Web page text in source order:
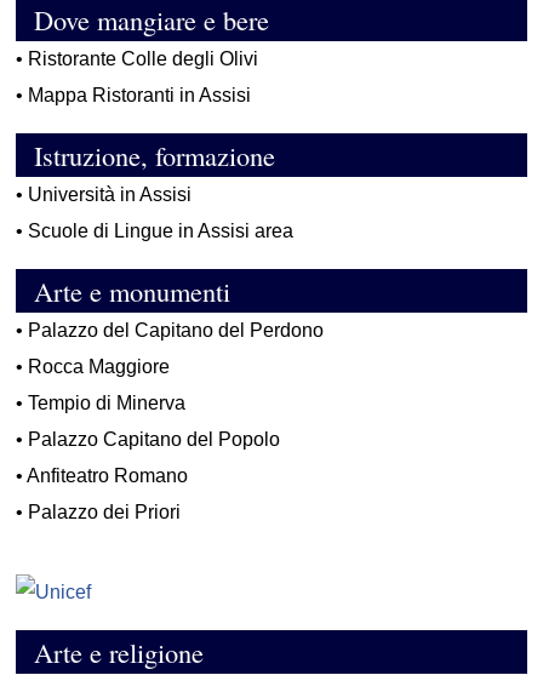
Dove mangiare e bere
• Ristorante Colle degli Olivi
• Mappa Ristoranti in Assisi
Istruzione, formazione
• Università in Assisi
• Scuole di Lingue in Assisi area
Arte e monumenti
• Palazzo del Capitano del Perdono
• Rocca Maggiore
•Tempio di Minerva
• Palazzo Capitano del Popolo
•Anfiteatro Romano
• Palazzo dei Priori
Arte e religione